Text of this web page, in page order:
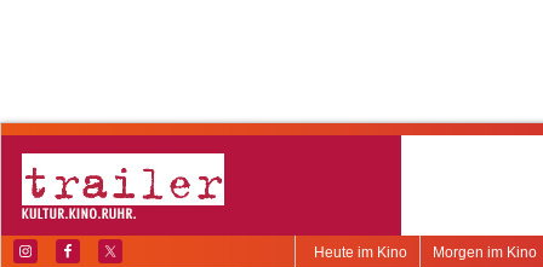
Morgen im Kino
Heute im Kino